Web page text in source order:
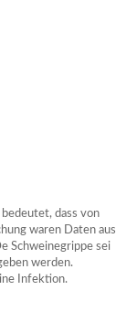
dass von
waren Daten aus
Schweinegrippe sei
werden.
Infektion.